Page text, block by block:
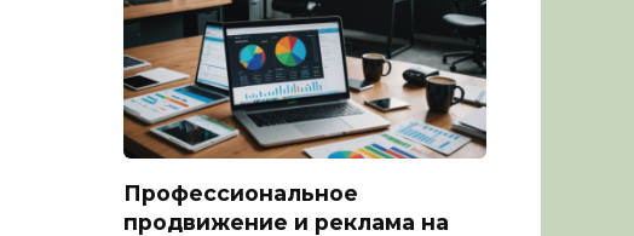
Профессиональное
продвижение и реклама на